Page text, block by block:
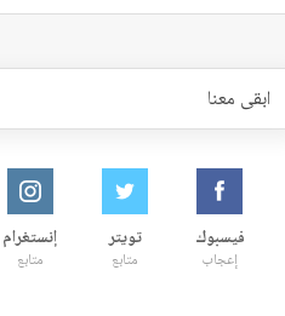
ابقى معنا
فيسبوك
إعجاب
تويتر
متابع
إنستغرام
متابع